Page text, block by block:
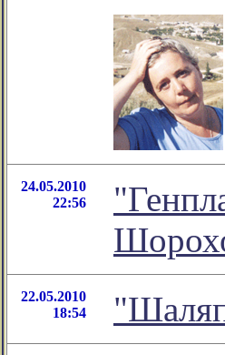
24.05.2010
22:56
22.05.2010
18:54